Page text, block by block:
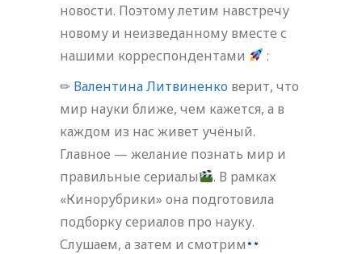
новости. Поэтому летим навстречу
новому и неизведанному вместе с
нашими корреспондентами
:
✏ Валентина Литвиненко верит, что
мир науки ближе, чем кажется, а в
каждом из нас живет учёный.
Главное — желание познать мир и
правильные сериалы
. В рамках
«Кинорубрики» она подготовила
подборку сериалов про науку.
Слушаем, а затем и смотрим